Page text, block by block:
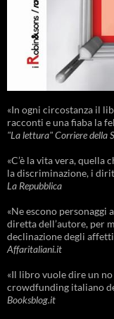
«In ogni circostanza il
racconti e una fiaba la
"La lettura" Corriere della
«C’è la vita vera,
la discriminazione, i
La Repubblica
«Ne escono personaggi
diretta dell’autore, per
declinazione degli
Affaritaliani.it
«Il libro vuole dire un
crowdfunding italiano
Booksblog.it